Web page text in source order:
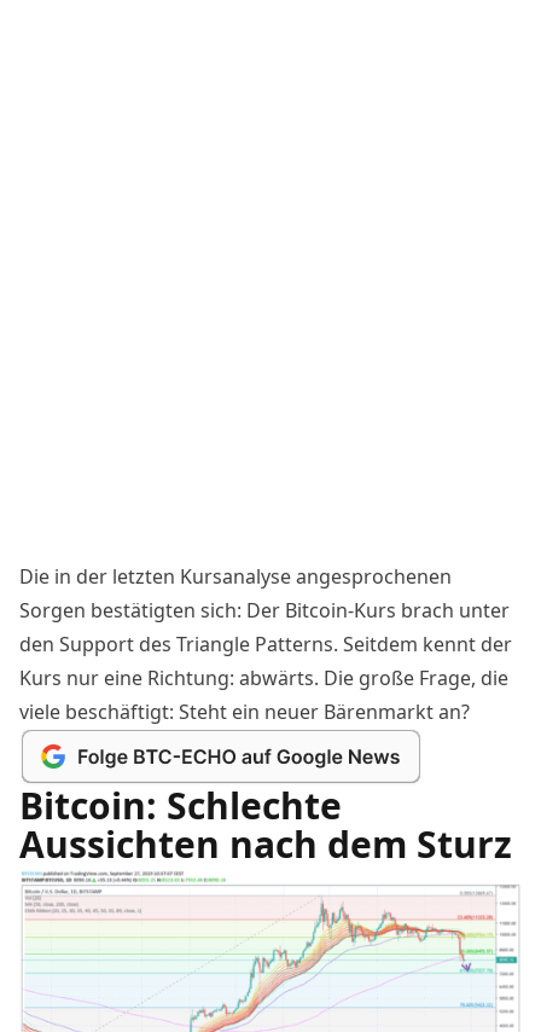
Die in der letzten Kursanalyse angesprochenen
Sorgen bestätigten sich: Der Bitcoin-Kurs brach unter
den Support des Triangle Patterns. Seitdem kennt der
Kurs nur eine Richtung: abwärts. Die große Frage, die
viele beschäftigt: Steht ein neuer Bärenmarkt an?
Bitcoin: Schlechte
Aussichten nach dem Sturz